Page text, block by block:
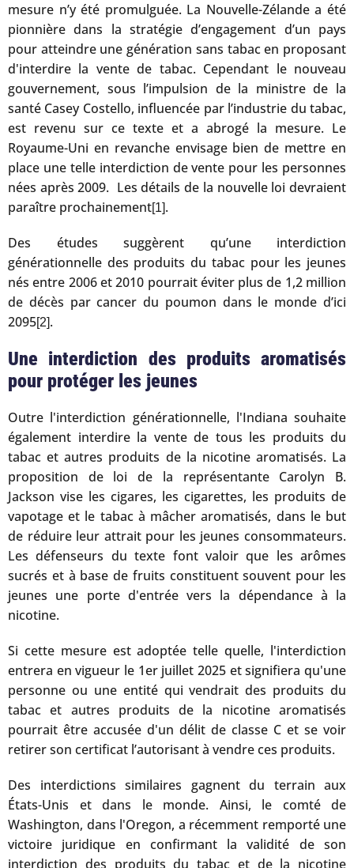
mesure n’y été promulguée. La Nouvelle-Zélande a été
pionnière dans la stratégie d’engagement d’un pays
pour atteindre une génération sans tabac en proposant
d'interdire la vente de tabac. Cependant le nouveau
gouvernement, sous l’impulsion de la ministre de la
santé Casey Costello, influencée par l’industrie du tabac,
est revenu sur ce texte et a abrogé la mesure. Le
Royaume-Uni en revanche envisage bien de mettre en
place une telle interdiction de vente pour les personnes
nées après 2009. Les détails de la nouvelle loi devraient
paraître prochainement[1].
Des études suggèrent qu’une interdiction
générationnelle des produits du tabac pour les jeunes
nés entre 2006 et 2010 pourrait éviter plus de 1,2 million
de décès par cancer du poumon dans le monde d’ici
2095[2].
Une interdiction des produits aromatisés
pour protéger les jeunes
Outre l'interdiction générationnelle, l'Indiana souhaite
également interdire la vente de tous les produits du
tabac et autres produits de la nicotine aromatisés. La
proposition de loi de la représentante Carolyn B.
Jackson vise les cigares, les cigarettes, les produits de
vapotage et le tabac à mâcher aromatisés, dans le but
de réduire leur attrait pour les jeunes consommateurs.
Les défenseurs du texte font valoir que les arômes
sucrés et à base de fruits constituent souvent pour les
jeunes une porte d'entrée vers la dépendance à la
nicotine.
Si cette mesure est adoptée telle quelle, l'interdiction
entrera en vigueur le 1er juillet 2025 et signifiera qu'une
personne ou une entité qui vendrait des produits du
tabac et autres produits de la nicotine aromatisés
pourrait être accusée d'un délit de classe C et se voir
retirer son certificat l’autorisant à vendre ces produits.
Des interdictions similaires gagnent du terrain aux
États-Unis et dans le monde. Ainsi, le comté de
Washington, dans l'Oregon, a récemment remporté une
victoire juridique en confirmant la validité de son
interdiction des produits du tabac et de la nicotine